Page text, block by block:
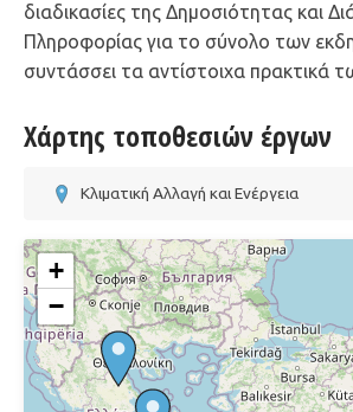
διαδικασίες της Δημοσιότητας και
Πληροφορίας για το σύνολο των
συντάσσει τα αντίστοιχα πρακτικά
Χάρτης τοποθεσιών έργων
Κλιματική Αλλαγή και Ενέργεια
+
−